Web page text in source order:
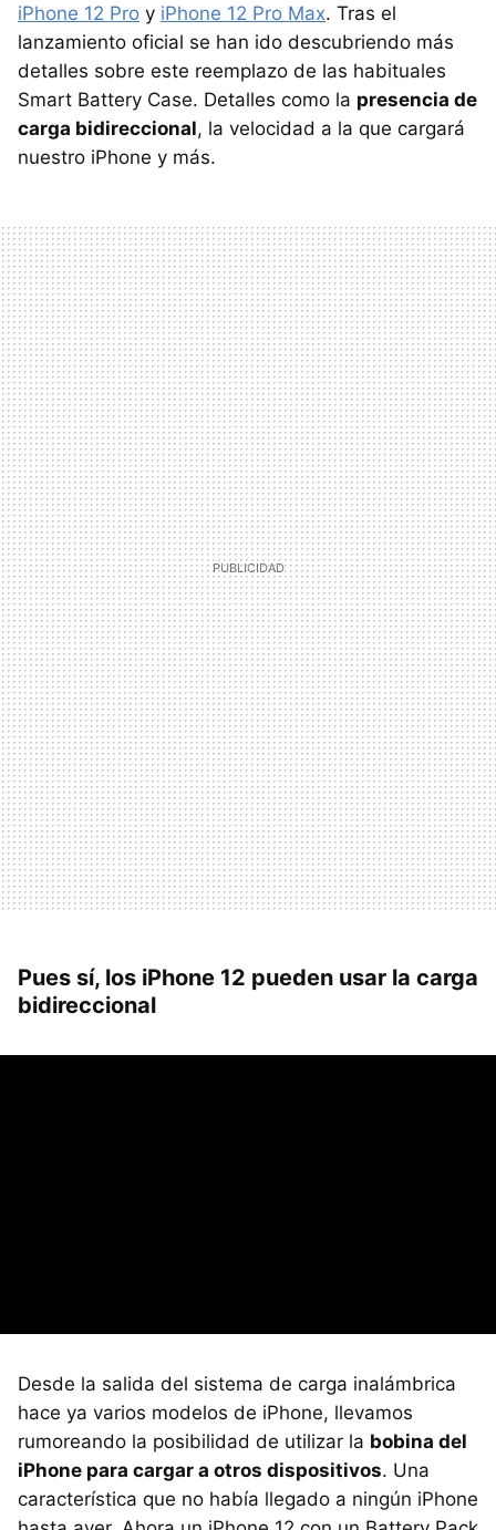
iPhone 12 Pro y iPhone 12 Pro Max. Tras el
lanzamiento oficial se han ido descubriendo más
detalles sobre este reemplazo de las habituales
Smart Battery Case. Detalles como la presencia de
carga bidireccional, la velocidad a la que cargará
nuestro iPhone y más.
Pues sí, los iPhone 12 pueden usar la carga
bidireccional
Desde la salida del sistema de carga inalámbrica
hace ya varios modelos de iPhone, llevamos
rumoreando la posibilidad de utilizar la bobina del
iPhone para cargar a otros dispositivos. Una
característica que no había llegado a ningún iPhone